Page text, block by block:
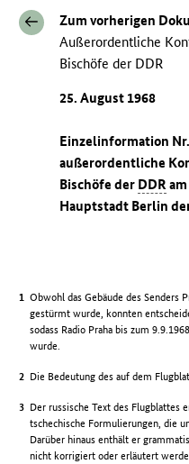
Zum vorherigen
Außerordentliche
Bischöfe der DDR
25. August 1968
Einzelinformation
außerordentliche
Bischöfe der DDR
Hauptstadt Berlin
Obwohl das Gebäude des Senders
gestürmt wurde, konnten
sodass Radio Praha bis zum
wurde.
Die Bedeutung des auf dem
Der russische Text des Flugblattes
tschechische Formulierungen, die
Darüber hinaus enthält er
nicht korrigiert oder erläutert